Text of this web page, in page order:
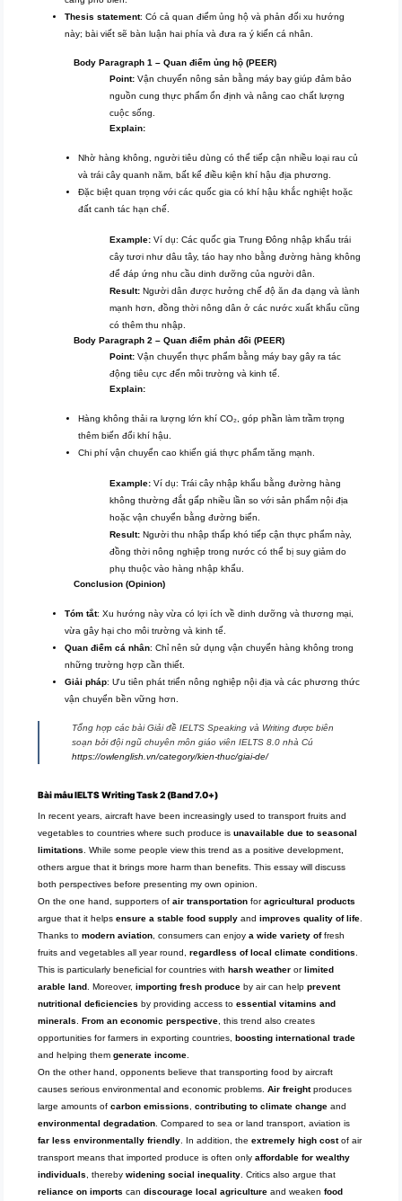
Thesis statement: Có cả quan điểm ủng hộ và phản đối xu hướng
này; bài viết sẽ bàn luận hai phía và đưa ra ý kiến cá nhân.
Body Paragraph 1 – Quan điểm ủng hộ (PEER)
Point:Vận chuyển nông sản bằng máy bay giúp đảm bảo
nguồn cung thực phẩm ổn định và nâng cao chất lượng
cuộc sống.
Explain:
Nhờ hàng không, người tiêu dùng có thể tiếp cận nhiều loại rau củ
và trái cây quanh năm, bất kể điều kiện khí hậu địa phương.
Đặc biệt quan trọng với các quốc gia có khí hậu khắc nghiệt hoặc
đất canh tác hạn chế.
Example:Ví dụ: Các quốc gia Trung Đông nhập khẩu trái
cây tươi như dâu tây, táo hay nho bằng đường hàng không
để đáp ứng nhu cầu dinh dưỡng của người dân.
Result:Người dân được hưởng chế độ ăn đa dạng và lành
mạnh hơn, đồng thời nông dân ở các nước xuất khẩu cũng
có thêm thu nhập.
Body Paragraph 2 – Quan điểm phản đối (PEER)
Point:Vận chuyển thực phẩm bằng máy bay gây ra tác
động tiêu cực đến môi trường và kinh tế.
Explain:
Hàng không thải ra lượng lớn khí CO₂, góp phần làm trầm trọng
thêm biến đổi khí hậu.
Chi phí vận chuyển cao khiến giá thực phẩm tăng mạnh.
Example:Ví dụ: Trái cây nhập khẩu bằng đường hàng
không thường đắt gấp nhiều lần so với sản phẩm nội địa
hoặc vận chuyển bằng đường biển.
Result:Người thu nhập thấp khó tiếp cận thực phẩm này,
đồng thời nông nghiệp trong nước có thể bị suy giảm do
phụ thuộc vào hàng nhập khẩu.
Conclusion (Opinion)
Tóm tắt: Xu hướng này vừa có lợi ích về dinh dưỡng và thương mại,
vừa gây hại cho môi trường và kinh tế.
Quan điểm cá nhân: Chỉ nên sử dụng vận chuyển hàng không trong
những trường hợp cần thiết.
Giải pháp: Ưu tiên phát triển nông nghiệp nội địa và các phương thức
vận chuyển bền vững hơn.
Tổng hợp các bài Giải đề IELTS Speaking và Writing được biên
soạn bởi đội ngũ chuyên môn giáo viên IELTS 8.0 nhà Cú
https://owlenglish.vn/category/kien-thuc/giai-de/
Bài mẫu IELTS Writing Task 2 (Band 7.0+)
In recent years, aircraft have been increasingly used to transport fruits and
vegetables to countries where such produce isunavailable due to seasonal
limitations
. While some people view this trend as a positive development,
others argue that it brings more harm than benefits. This essay will discuss
both perspectives before presenting my own opinion.
On the one hand, supporters ofair transportation foragricultural products
argue that it helpsensure a stable food supply andimproves quality of life
Thanks tomodern aviation , consumers can enjoya wide variety offresh
fruits and vegetables all year round,regardless of local climate conditions
This is particularly beneficial for countries withharsh weather orlimited
arable land . Moreover,importing fresh produce by air can helpprevent
nutritional deficiencies by providing access toessential vitamins and
minerals
.From an economic perspective , this trend also creates
opportunities for farmers in exporting countries,boosting international trade
and helping themgenerate income
On the other hand, opponents believe that transporting food by aircraft
causes serious environmental and economic problems.Air freightproduces
large amounts ofcarbon emissions ,contributing to climate change and
environmental degradation . Compared to sea or land transport, aviation is
far less environmentally friendly . In addition, theextremely high costof air
transport means that imported produce is often onlyaffordable for wealthy
individuals
, therebywidening social inequality . Critics also argue that
reliance on imports candiscourage local agriculture and weakenfood